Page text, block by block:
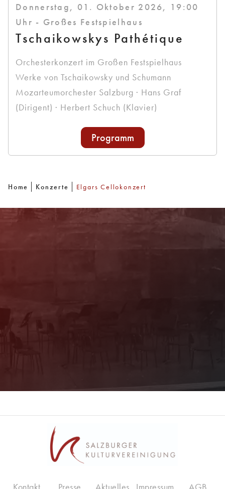
Donnerstag, 01. Oktober 2026, 19:00
Uhr - Großes Festspielhaus
Tschaikowskys Pathétique
Orchesterkonzert im Großen Festspielhaus
Werke von Tschaikowsky und Schumann
Mozarteumorchester Salzburg · Hans Graf
(Dirigent) · Herbert Schuch (Klavier)
Programm
Home Konzerte Elgars Cellokonzert
Kontakt Presse Aktuelles Impressum AGB